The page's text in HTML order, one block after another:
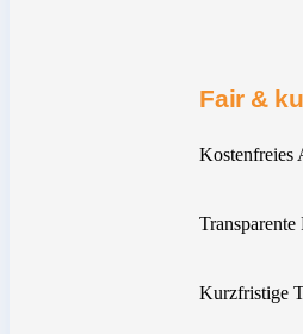
Fair &
Kostenfreies
Transparente
Kurzfristige